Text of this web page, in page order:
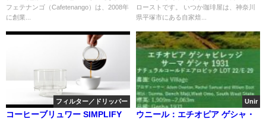
フェテナンゴ（Cafetenango）は、2008年
に創業...
ローストです。 いつか珈琲屋は、神奈川
県平塚市にある自家焙...
フィルター／ドリッパー
コーヒーブリュワー SIMPLIFY
Unir
ウニール：エチオピア ゲシャ・